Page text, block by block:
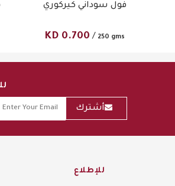
فول سوداني كيركوري
KD 0.700 / 250 gms
أشترك
للإطلاع